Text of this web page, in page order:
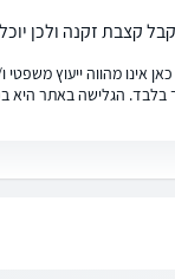
קצבת זקנה ולכן
אינו מהווה ייעוץ
בלבד. הגלישה באתר היא